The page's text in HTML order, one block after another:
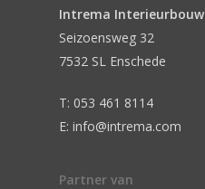
Intrema Interieurbouw
Seizoensweg 32
7532 SL Enschede
T: 053 461 8114
E: info@intrema.com
Partner van